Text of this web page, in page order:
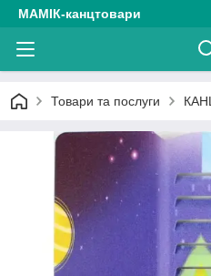
МАМІК-канцтовари
Товари та послуги